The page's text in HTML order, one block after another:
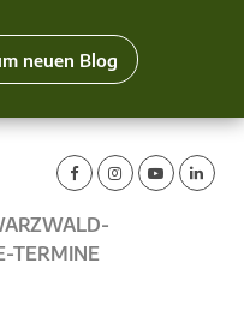
neuen Blog
TERMINE